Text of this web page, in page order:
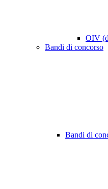
OIV
Bandi di concorso
Bandi di